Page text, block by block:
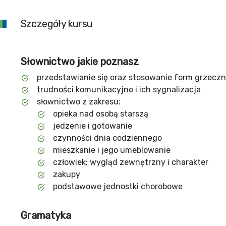
Szczegóły kursu
Słownictwo jakie poznasz
przedstawianie się oraz stosowanie form
trudności komunikacyjne i ich sygnalizacja
słownictwo z zakresu:
opieka nad osobą starszą
jedzenie i gotowanie
czynności dnia codziennego
mieszkanie i jego umeblowanie
człowiek: wygląd zewnętrzny i charakter
zakupy
podstawowe jednostki chorobowe
Gramatyka